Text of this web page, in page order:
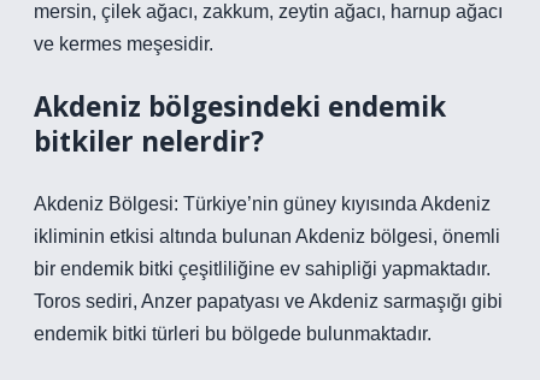
mersin, çilek ağacı, zakkum, zeytin ağacı, harnup ağacı
ve kermes meşesidir.
Akdeniz bölgesindeki endemik
bitkiler nelerdir?
Akdeniz Bölgesi: Türkiye’nin güney kıyısında Akdeniz
ikliminin etkisi altında bulunan Akdeniz bölgesi, önemli
bir endemik bitki çeşitliliğine ev sahipliği yapmaktadır.
Toros sediri, Anzer papatyası ve Akdeniz sarmaşığı gibi
endemik bitki türleri bu bölgede bulunmaktadır.